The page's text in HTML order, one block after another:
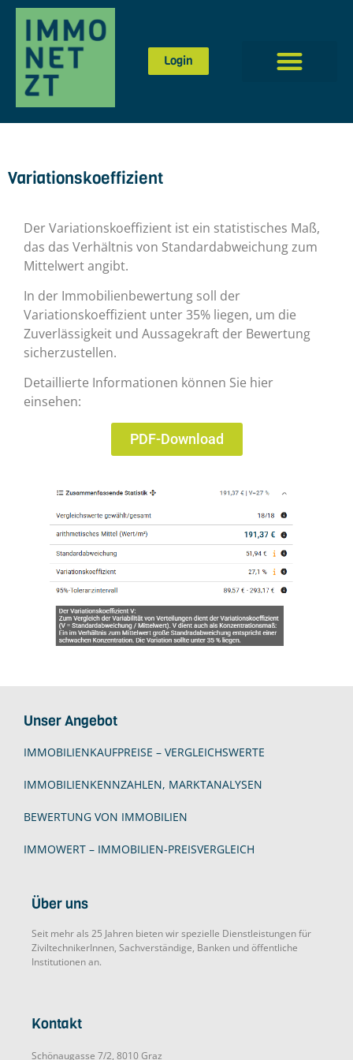
Login
Variationskoeffizient
Der Variationskoeffizient ist ein statistisches Maß,
das das Verhältnis von Standardabweichung zum
Mittelwert angibt.
In der Immobilienbewertung soll der
Variationskoeffizient unter 35% liegen, um die
Zuverlässigkeit und Aussagekraft der Bewertung
sicherzustellen.
Detaillierte Informationen können Sie hier
einsehen:
PDF-Download
Unser Angebot
IMMOBILIENKAUFPREISE – VERGLEICHSWERTE
IMMOBILIENKENNZAHLEN, MARKTANALYSEN
BEWERTUNG VON IMMOBILIEN
IMMOWERT – IMMOBILIEN-PREISVERGLEICH
Über uns
Seit mehr als 25 Jahren bieten wir spezielle Dienstleistungen für
ZiviltechnikerInnen, Sachverständige, Banken und öffentliche
Institutionen an.
Kontakt
Schönaugasse 7/2, 8010 Graz